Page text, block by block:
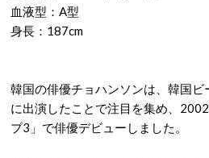
血液型：A型
身長：187cm
韓国の俳優チョハンソンは、韓国
に出演したことで注目を集め、
プ3」で俳優デビューしました。